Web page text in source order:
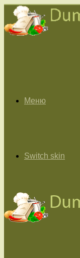
Меню
Switch skin